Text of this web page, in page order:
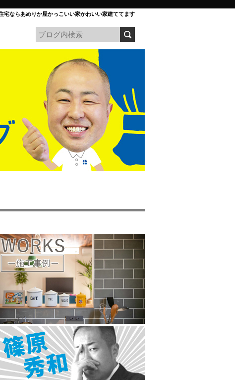
宅ならあめりか屋かっこいい家かわいい家建ててます